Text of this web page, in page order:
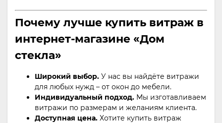
Почему лучше купить витраж в
интернет-магазине «Дом
стекла»
Широкий выбор. У нас вы найдёте витражи
для любых нужд – от окон до мебели.
Индивидуальный подход. Мы изготавливаем
витражи по размерам и желаниям клиента.
Доступная цена. Хотите купить витраж